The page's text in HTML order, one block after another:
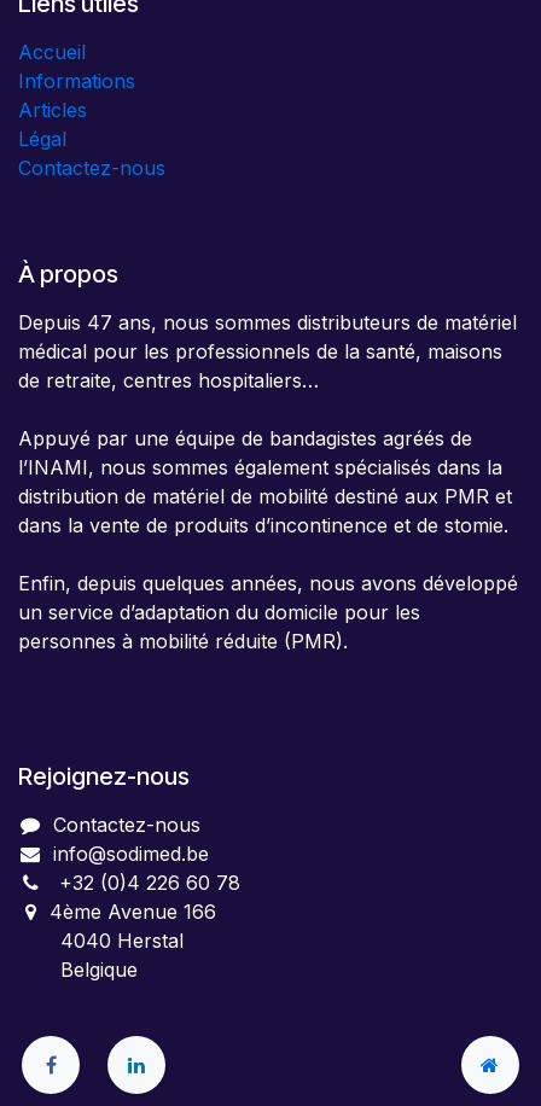
Accueil
Informations
Articles
Légal
Contactez-nous
À propos
Depuis 47 ans, nous sommes distributeurs de matériel
médical pour les professionnels de la santé, maisons
de retraite, centres hospitaliers…
Appuyé par une équipe de bandagistes agréés de
l’INAMI, nous sommes également spécialisés dans la
distribution de matériel de mobilité destiné aux PMR et
dans la vente de produits d’incontinence et de stomie.
Enfin, depuis quelques années, nous avons développé
un service d’adaptation du domicile pour les
personnes à mobilité réduite (PMR).
Rejoignez-nous
Contactez-nous
info@sodimed.be
+32 (0)4 226 60 78
4ème Avenue 166
4040 Herstal
Belgique